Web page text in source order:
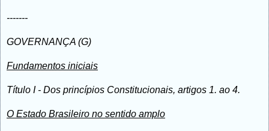
-------
GOVERNANÇA (G)
Fundamentos iniciais
Título I- Dos princípios Constitucionais, artigos 1. ao 4.
O Estado Brasileiro no sentido amplo